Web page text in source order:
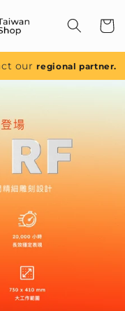
ourregional partner.